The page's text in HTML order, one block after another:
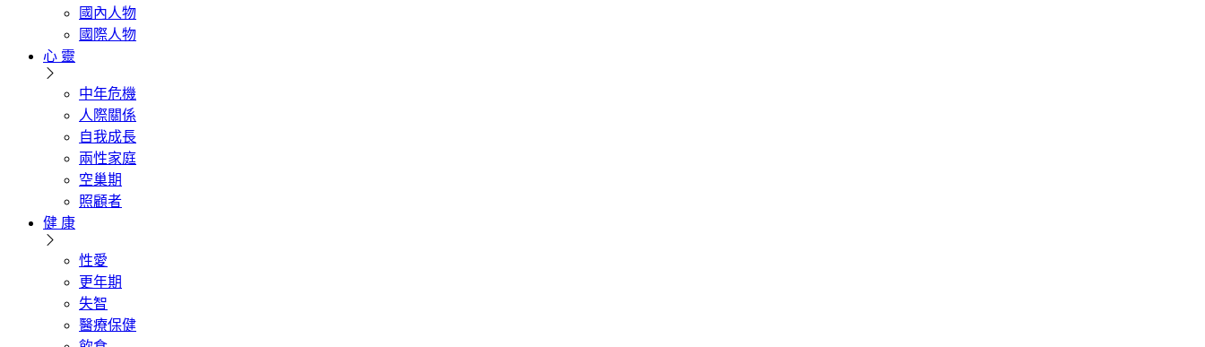
國內人物
國際人物
心 靈
中年危機
人際關係
自我成長
兩性家庭
空巢期
照顧者
健 康
性愛
更年期
失智
醫療保健